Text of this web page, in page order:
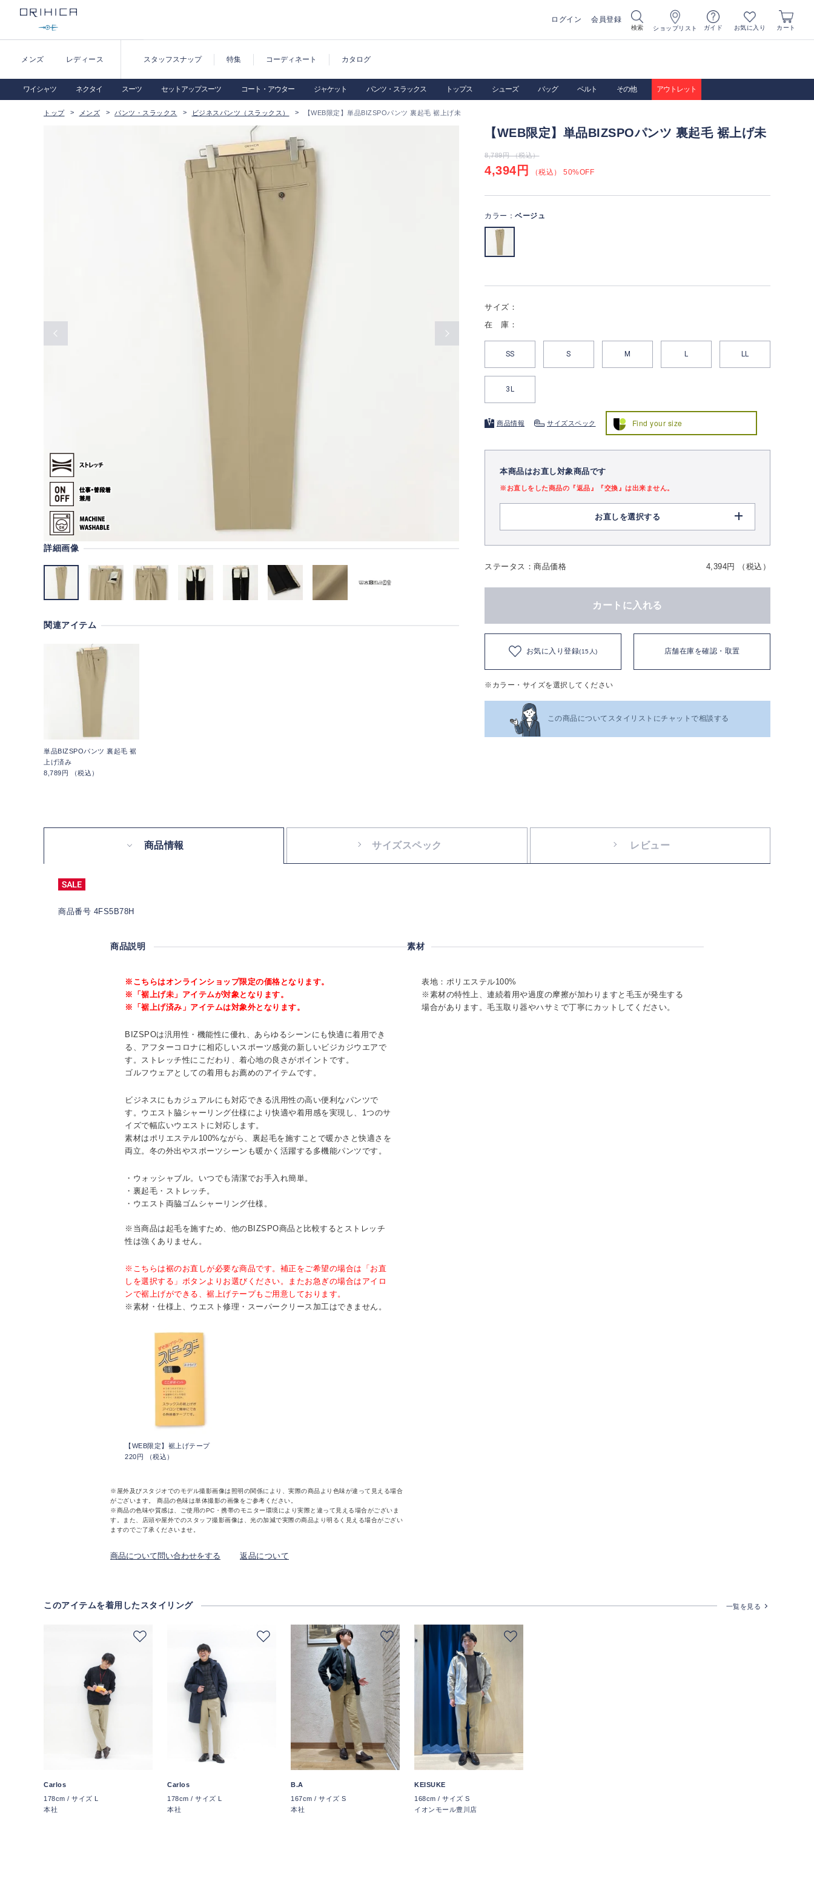
ログイン 会員登録
検索 ショップリスト ガイド お気に入り カート
メンズ レディース スタッフスナップ 特集 コーディネート カタログ
ワイシャツ ネクタイ スーツ セットアップスーツ コート・アウター ジャケット パンツ・スラックス トップス シューズ バッグ ベルト その他 アウトレット
トップ メンズ パンツ・スラックス ビジネスパンツ（スラックス） 【WEB限定】単品BIZSPOパンツ 裏起毛 裾上げ未
詳細画像
関連アイテム
単品BIZSPOパンツ 裏起毛 裾
上げ済み
8,789円 （税込）
【WEB限定】単品BIZSPOパンツ 裏起毛 裾上げ未
8,789円 （税込）
4,394円 （税込） 50%OFF
カラー： ベージュ
サイズ：
在 庫：
SS S M L LL
3L
商品情報 サイズスペック Find your size
本商品はお直し対象商品です
※お直しをした商品の『返品』『交換』は出来ません。
お直しを選択する
ステータス：商品価格 4,394円 （税込）
カートに入れる
お気に入り登録(15人) 店舗在庫を確認・取置
※カラー・サイズを選択してください
この商品についてスタイリストにチャットで相談する
商品情報 サイズスペック レビュー
商品番号 4FS5B78H
商品説明
※こちらはオンラインショップ限定の価格となります。
※「裾上げ未」アイテムが対象となります。
※「裾上げ済み」アイテムは対象外となります。
BIZSPOは汎用性・機能性に優れ、あらゆるシーンにも快適に着用でき
る、アフターコロナに相応しいスポーツ感覚の新しいビジカジウエアで
す。ストレッチ性にこだわり、着心地の良さがポイントです。
ゴルフウェアとしての着用もお薦めのアイテムです。
ビジネスにもカジュアルにも対応できる汎用性の高い便利なパンツで
す。ウエスト脇シャーリング仕様により快適や着用感を実現し、1つのサ
イズで幅広いウエストに対応します。
素材はポリエステル100%ながら、裏起毛を施すことで暖かさと快適さを
両立。冬の外出やスポーツシーンも暖かく活躍する多機能パンツです。
・ウォッシャブル。いつでも清潔でお手入れ簡単。
・裏起毛・ストレッチ。
・ウエスト両脇ゴムシャーリング仕様。
※当商品は起毛を施すため、他のBIZSPO商品と比較するとストレッチ
性は強くありません。
※こちらは裾のお直しが必要な商品です。補正をご希望の場合は「お直
しを選択する」ボタンよりお選びください。またお急ぎの場合はアイロ
ンで裾上げができる、裾上げテープもご用意しております。
※素材・仕様上、ウエスト修理・スーパークリース加工はできません。
【WEB限定】裾上げテープ
220円 （税込）
※屋外及びスタジオでのモデル撮影画像は照明の関係により、実際の商品より色味が違って見える場合
がございます。 商品の色味は単体撮影の画像をご参考ください。
※商品の色味や質感は、ご使用のPC・携帯のモニター環境により実際と違って見える場合がございま
す。また、店頭や屋外でのスタッフ撮影画像は、光の加減で実際の商品より明るく見える場合がござい
ますのでご了承くださいませ。
商品について問い合わせをする 返品について
素材
表地：ポリエステル100%
※素材の特性上、連続着用や過度の摩擦が加わりますと毛玉が発生する
場合があります。毛玉取り器やハサミで丁寧にカットしてください。
このアイテムを着用したスタイリング 一覧を見る
Carlos
178cm / サイズ L
本社
Carlos
178cm / サイズ L
本社
B.A
167cm / サイズ S
本社
KEISUKE
168cm / サイズ S
イオンモール豊川店